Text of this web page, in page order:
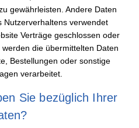
gewährleisten. Andere Daten
Nutzerverhaltens verwendet
Verträge geschlossen oder
die übermittelten Daten
Bestellungen oder sonstige
verarbeitet.
Sie bezüglich Ihrer